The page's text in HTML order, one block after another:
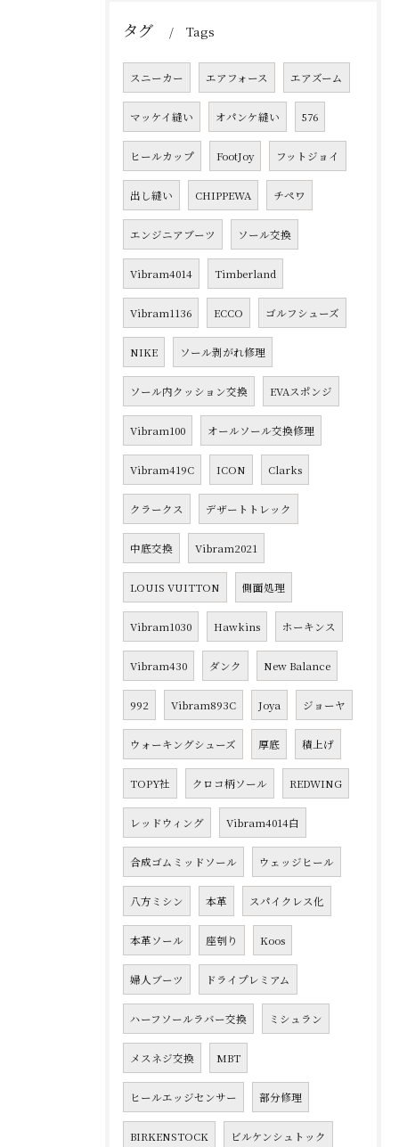
タグ Tags
スニーカー エアフォース エアズーム
マッケイ縫い オパンケ縫い 576
ヒールカップ FootJoy フットジョイ
出し縫い CHIPPEWA チペワ
エンジニアブーツ ソール交換
Vibram4014 Timberland
Vibram1136 ECCO ゴルフシューズ
NIKE ソール剥がれ修理
ソール内クッション交換 EVAスポンジ
Vibram100 オールソール交換修理
Vibram419C ICON Clarks
クラークス デザートトレック
中底交換 Vibram2021
LOUIS VUITTON 側面処理
Vibram1030 Hawkins ホーキンス
Vibram430 ダンク New Balance
992 Vibram893C Joya ジョーヤ
ウォーキングシューズ 厚底 積上げ
TOPY社 クロコ柄ソール REDWING
レッドウィング Vibram4014白
合成ゴムミッドソール ウェッジヒール
八方ミシン 本革 スパイクレス化
本革ソール 座刳り Koos
婦人ブーツ ドライプレミアム
ハーフソールラバー交換 ミシュラン
メスネジ交換 MBT
ヒールエッジセンサー 部分修理
BIRKENSTOCK ビルケンシュトック